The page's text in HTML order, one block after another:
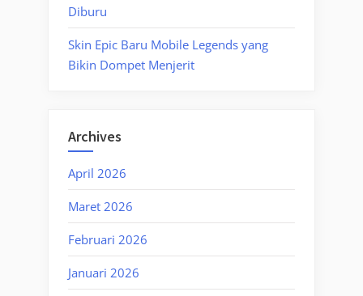
Diburu
Skin Epic Baru Mobile Legends yang
Bikin Dompet Menjerit
Archives
April 2026
Maret 2026
Februari 2026
Januari 2026